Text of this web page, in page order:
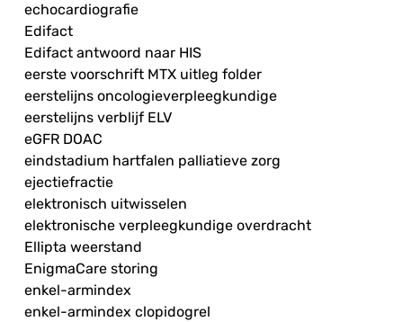
echocardiografie
Edifact
Edifact antwoord naar HIS
eerste voorschrift MTX uitleg folder
eerstelijns oncologieverpleegkundige
eerstelijns verblijf ELV
eGFR DOAC
eindstadium hartfalen palliatieve zorg
ejectiefractie
elektronisch uitwisselen
elektronische verpleegkundige overdracht
Ellipta weerstand
EnigmaCare storing
enkel-armindex
enkel-armindex clopidogrel